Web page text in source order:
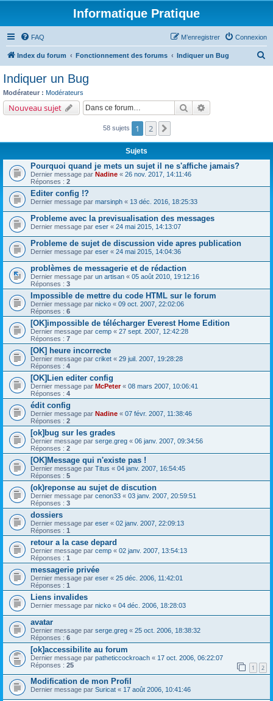
Informatique Pratique
FAQ Connexion
M’enregistrer
Index du forum Fonctionnement des forums Indiquer un Bug
c
r
Indiquer un Bug
Modérateur : Modérateurs
Nouveau sujet Rechercher
58 sujets 1 2
Sujets
Pourquoi quand je mets un sujet il ne s'affiche jamais?
Dernier message par Nadine « 26 nov. 2017, 14:11:46
Réponses : 2
Editer config !?
Dernier message par marsinph « 13 déc. 2016, 18:25:33
Probleme avec la previsualisation des messages
Dernier message par eser « 24 mai 2015, 14:13:07
Probleme de sujet de discussion vide apres publication
Dernier message par eser « 24 mai 2015, 14:04:36
problèmes de messagerie et de rédaction
Dernier message par un artisan « 05 août 2010, 19:12:16
Réponses : 3
Impossible de mettre du code HTML sur le forum
Dernier message par nicko « 09 oct. 2007, 22:02:06
Réponses : 6
[OK]impossible de télécharger Everest Home Edition
Dernier message par cemp « 27 sept. 2007, 12:42:28
Réponses : 7
[OK] heure incorrecte
Dernier message par criket « 29 juil. 2007, 19:28:28
Réponses : 4
[OK]Lien editer config
Dernier message par McPeter« 08 mars 2007, 10:06:41
Réponses : 4
édit config
Dernier message par Nadine « 07 févr. 2007, 11:38:46
Réponses : 2
[ok]bug sur les grades
Dernier message par serge.greg « 06 janv. 2007, 09:34:56
Réponses : 2
[OK]Message qui n'existe pas !
Dernier message par Titus « 04 janv. 2007, 16:54:45
Réponses : 5
(ok)reponse au sujet de discution
Dernier message par cenon33 « 03 janv. 2007, 20:59:51
Réponses : 3
dossiers
Dernier message par eser « 02 janv. 2007, 22:09:13
Réponses : 1
retour a la case depard
Dernier message par cemp « 02 janv. 2007, 13:54:13
Réponses : 1
messagerie privée
Dernier message par eser « 25 déc. 2006, 11:42:01
Réponses : 1
Liens invalides
Dernier message par nicko « 04 déc. 2006, 18:28:03
avatar
Dernier message par serge.greg « 25 oct. 2006, 18:38:32
Réponses : 6
[ok]accessibilite au forum
Dernier message par patheticcockroach « 17 oct. 2006, 06:22:07
Réponses : 25 1 2
Modification de mon Profil
Dernier message par Suricat « 17 août 2006, 10:41:46